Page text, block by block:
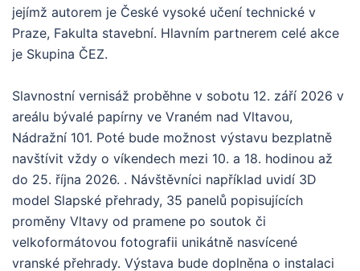
jejímž autorem je České vysoké učení technické v
Praze, Fakulta stavební. Hlavním partnerem celé akce
je Skupina ČEZ.
Slavnostní vernisáž proběhne v sobotu 12. září 2026 v
areálu bývalé papírny ve Vraném nad Vltavou,
Nádražní 101. Poté bude možnost výstavu bezplatně
navštívit vždy o víkendech mezi 10. a 18. hodinou až
do 25. října 2026. . Návštěvníci například uvidí 3D
model Slapské přehrady, 35 panelů popisujících
proměny Vltavy od pramene po soutok či
velkoformátovou fotografii unikátně nasvícené
vranské přehrady. Výstava bude doplněna o instalaci